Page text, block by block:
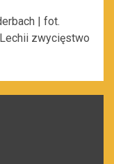
| fot.
zwycięstwo